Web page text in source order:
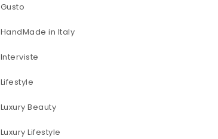
Gusto
HandMade in Italy
Interviste
Lifestyle
Luxury Beauty
Luxury Lifestyle